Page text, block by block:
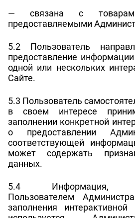
— связана с
предоставляемыми
5.2 Пользователь
предоставление
одной или нескольких
Сайте.
5.3 Пользователь
в своем интересе
заполнении конкретной
о предоставлении
соответствующей
может содержать
данных.
5.4 Информация,
Пользователем
заполнения